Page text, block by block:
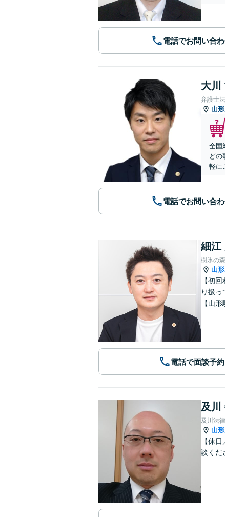
電話でお問い合
大川
弁護士
山
全国
どの
軽に
電話でお問い合
細江
樹氷の
山
【初
り扱
【山形
電話で面談予約
及川
及川法
山
【休
談くだ